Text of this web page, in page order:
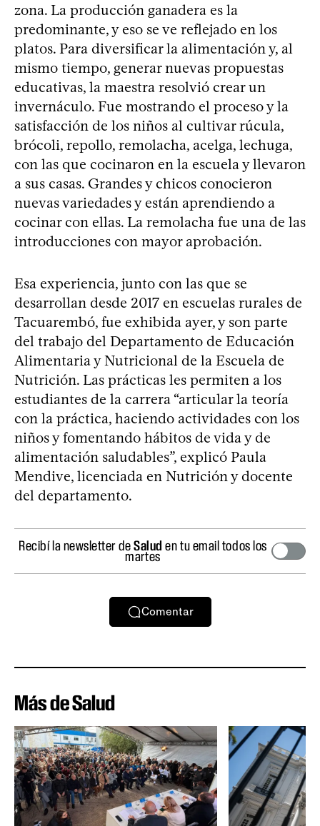
zona. La producción ganadera es la
predominante, y eso se ve reflejado en los
platos. Para diversificar la alimentación y, al
mismo tiempo, generar nuevas propuestas
educativas, la maestra resolvió crear un
invernáculo. Fue mostrando el proceso y la
satisfacción de los niños al cultivar rúcula,
brócoli, repollo, remolacha, acelga, lechuga,
con las que cocinaron en la escuela y llevaron
a sus casas. Grandes y chicos conocieron
nuevas variedades y están aprendiendo a
cocinar con ellas. La remolacha fue una de las
introducciones con mayor aprobación.
Esa experiencia, junto con las que se
desarrollan desde 2017 en escuelas rurales de
Tacuarembó, fue exhibida ayer, y son parte
del trabajo del Departamento de Educación
Alimentaria y Nutricional de la Escuela de
Nutrición. Las prácticas les permiten a los
estudiantes de la carrera “articular la teoría
con la práctica, haciendo actividades con los
niños y fomentando hábitos de vida y de
alimentación saludables”, explicó Paula
Mendive, licenciada en Nutrición y docente
del departamento.
Recibí la newsletter deSalud en tu email todos los
martes
Comentar
Más de Salud